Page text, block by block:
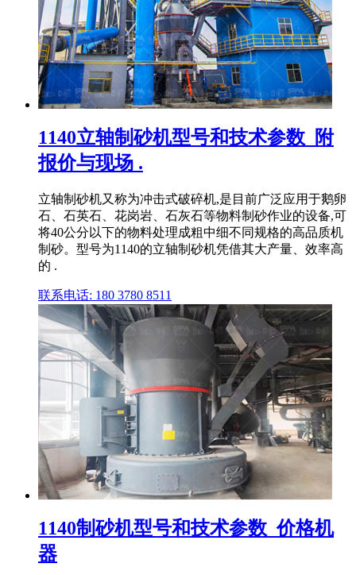
1140立轴制砂机型号和技术参数_附
报价与现场 .
立轴制砂机又称为冲击式破碎机,是目前广泛应用于鹅卵
石、石英石、花岗岩、石灰石等物料制砂作业的设备,可
将40公分以下的物料处理成粗中细不同规格的高品质机
制砂。型号为1140的立轴制砂机凭借其大产量、效率高
的 .
联系电话: 180 3780 8511
1140制砂机型号和技术参数_价格机
器